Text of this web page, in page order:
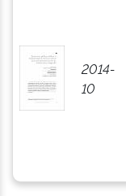
2014-
10